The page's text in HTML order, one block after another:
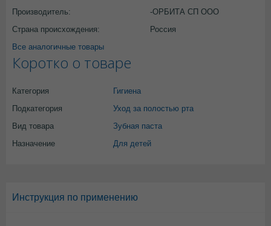
Производитель:
-ОРБИТА СП ООО
Страна происхождения:
Россия
Все аналогичные товары
Коротко о товаре
Категория
Гигиена
Подкатегория
Уход за полостью рта
Вид товара
Зубная паста
Назначение
Для детей
Инструкция по применению